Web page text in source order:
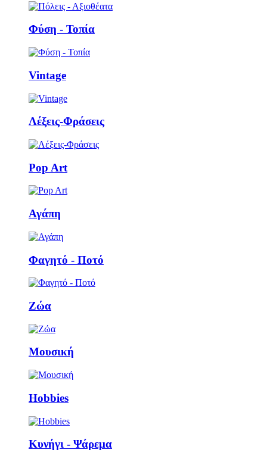
Φύση - Τοπία
Vintage
Λέξεις-Φράσεις
Pop Art
Αγάπη
Φαγητό - Ποτό
Ζώα
Μουσική
Ηobbies
Κυνήγι - Ψάρεμα